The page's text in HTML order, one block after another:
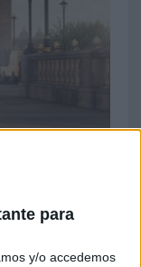
para
y/o accedemos